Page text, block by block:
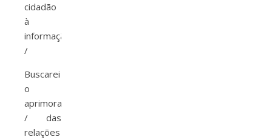
cidadão
à
informação.
/
Buscarei
o
aprimoramento
/ das
relações